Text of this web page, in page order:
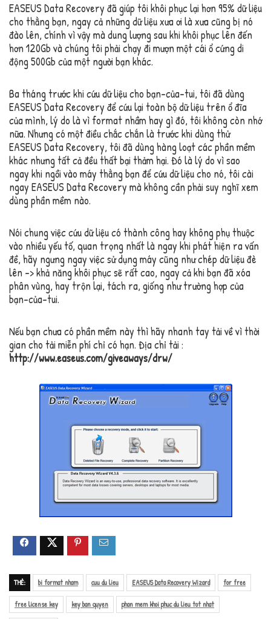
EASEUS Data Recovery đã giúp tôi khôi phục lại hơn 95% dữ liệu
cho thằng bạn, ngay cả những dữ liệu xưa ơi là xưa cũng bị nó
đào lên, chính vì vậy mà dung lượng sau khi khôi phục lên đến
hơn 120Gb và chúng tôi phải chạy đi mượn một cái ổ cứng di
động 500Gb của một người bạn khác.
Ba tháng trước khi cứu dữ liệu cho bạn-của-tui, tôi đã dùng
EASEUS Data Recovery để cứu lại toàn bộ dữ liệu trên ổ đĩa
của mình, lý do là vì format nhầm hay gì đó, tôi không còn nhớ
nữa. Nhưng có một điều chắc chắn là trước khi dùng thử
EASEUS Data Recovery, tôi đã dùng hàng loạt các phần mềm
khác nhưng tất cả đều thất bại thảm hại. Đó là lý do vì sao
ngay khi ngồi vào máy thằng bạn để cứu dữ liệu cho nó, tôi cài
ngay EASEUS Data Recovery mà không cần phải suy nghĩ xem
dùng phần mềm nào.
Nói chung việc cứu dữ liệu có thành công hay không phụ thuộc
vào nhiều yếu tố, quan trọng nhất là ngay khi phát hiện ra vấn
đề, hãy ngưng ngay việc sử dụng máy cũng như chép dữ liệu đè
lên -> khả năng khôi phục sẽ rất cao, ngay cả khi bạn đã xóa
phân vùng, hay trộn lại, tách ra, giống như trường hợp của
bạn-của-tui.
Nếu bạn chưa có phần mềm này thì hãy nhanh tay tải về vì thời
gian cho tải miễn phí chỉ có hạn. Địa chỉ tải :
http://www.easeus.com/giveaways/drw/
THẺ: bi format nham cuu du lieu EASEUS Data Recovery Wizard for free
free license key key ban quyen phan mem khoi phuc du lieu tot nhat